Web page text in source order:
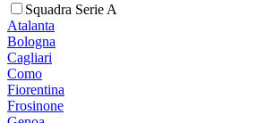
Squadra Serie A
Atalanta
Bologna
Cagliari
Como
Fiorentina
Frosinone